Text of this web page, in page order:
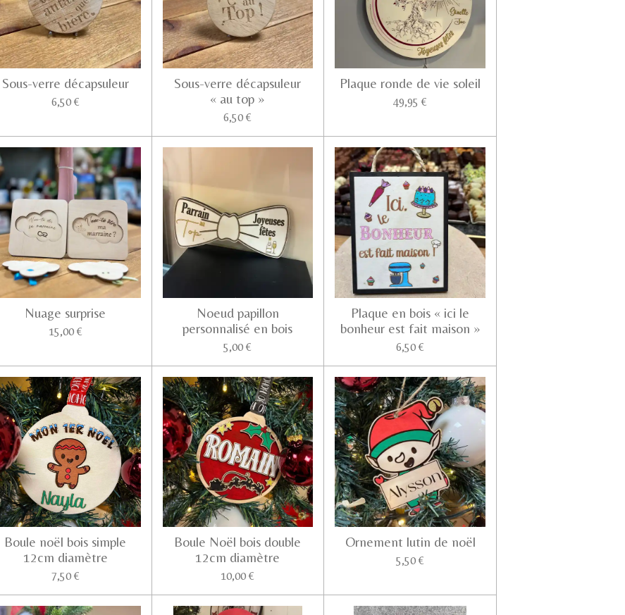
Sous-verre décapsuleur
6,50 €
Sous-verre décapsuleur
« au top »
6,50 €
Plaque ronde de vie soleil
49,95 €
Nuage surprise
15,00 €
Noeud papillon
personnalisé en bois
5,00 €
Plaque en bois « ici le
bonheur est fait maison »
6,50 €
Boule noël bois simple
12cm diamètre
7,50 €
Boule Noël bois double
12cm diamètre
10,00 €
Ornement lutin de noël
5,50 €